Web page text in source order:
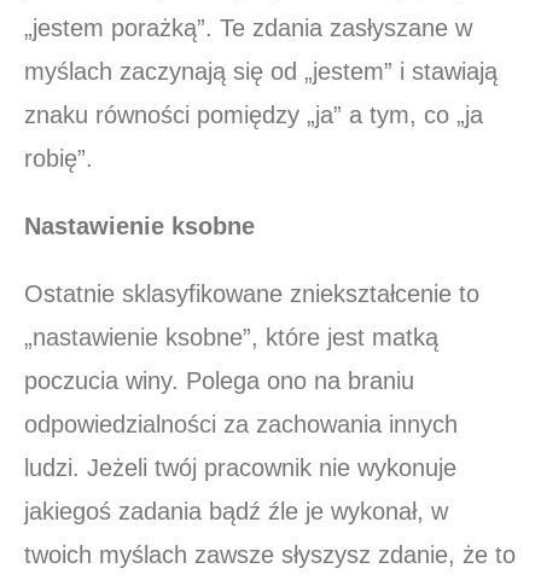
„jestem porażką”. Te zdania zasłyszane w
myślach zaczynają się od „jestem” i stawiają
znaku równości pomiędzy „ja” a tym, co „ja
robię”.
Nastawienie ksobne
Ostatnie sklasyfikowane zniekształcenie to
„nastawienie ksobne”, które jest matką
poczucia winy. Polega ono na braniu
odpowiedzialności za zachowania innych
ludzi. Jeżeli twój pracownik nie wykonuje
jakiegoś zadania bądź źle je wykonał, w
twoich myślach zawsze słyszysz zdanie, że to